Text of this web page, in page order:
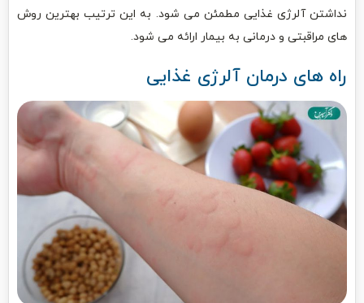
نداشتن آلرژی غذایی مطمئن می ‌شود. به این ترتیب بهترین‌ روش‌
های مراقبتی و درمانی به بیمار ارائه می ‌شود.
راه های درمان آلرژی غذایی